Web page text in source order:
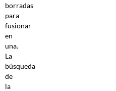
borradas
para
fusionar
en
una.
La
búsqueda
de
la